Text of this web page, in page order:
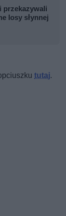
przekazywali
losy słynnej
tutaj.